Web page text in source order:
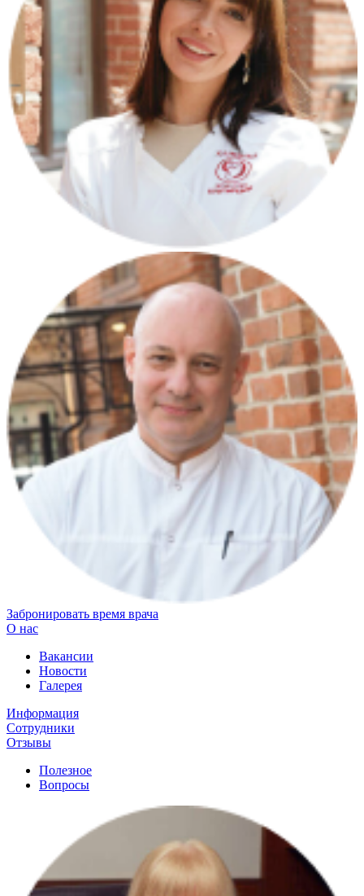
Забронировать время врача
О нас
Вакансии
Новости
Галерея
Информация
Сотрудники
Отзывы
Полезное
Вопросы